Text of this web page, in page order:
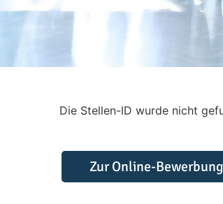
Die Stellen-ID wurde nicht
Zur Online-Bewerbung